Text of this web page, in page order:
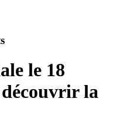
le 18
la